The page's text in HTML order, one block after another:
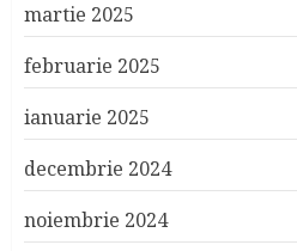
martie 2025
februarie 2025
ianuarie 2025
decembrie 2024
noiembrie 2024